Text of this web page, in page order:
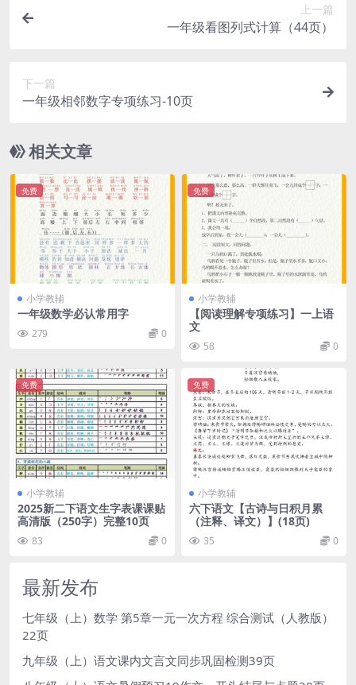
上一篇
一年级看图列式计算（44页）
下一篇
一年级相邻数字专项练习-10页
相关文章
免费
小学教辅
一年级数学必认常用字
279 0
免费
小学教辅
【阅读理解专项练习】一上语
文
58 0
免费
小学教辅
2025新二下语文生字表课课贴
高清版（250字）完整10页
83 0
免费
小学教辅
六下语文【古诗与日积月累
（注释、译文）】(18页)
35 0
最新发布
七年级（上）数学 第5章一元一次方程 综合测试（人教版）
22页
九年级（上）语文课内文言文同步巩固检测39页